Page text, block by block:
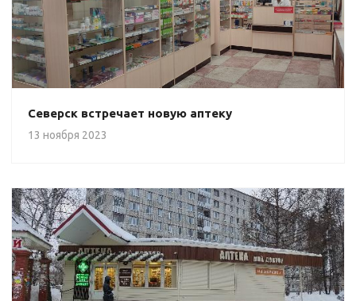
Северск встречает новую аптеку
13 ноября 2023